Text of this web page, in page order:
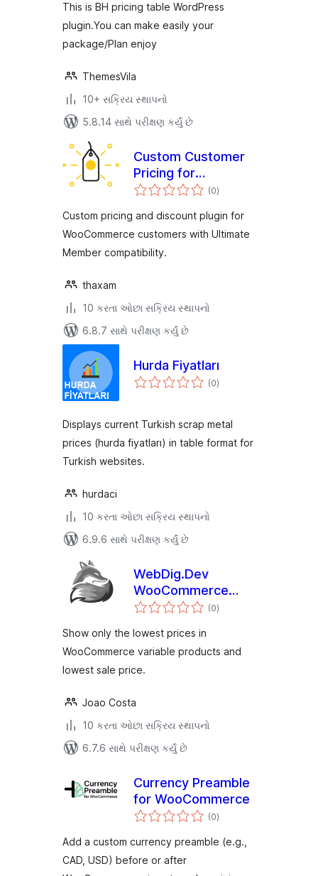
This is BH pricing table WordPress
plugin.You can make easily your
package/Plan enjoy
ThemesVila
10+ સક્રિય સ્થાપનો
5.8.14 સાથે પરીક્ષણ કર્યું છે
Custom Customer
Pricing for
WooCommerce
(0કુલ
રેટિંગ્સ
)
Custom pricing and discount plugin for
WooCommerce customers with Ultimate
Member compatibility.
thaxam
10 કરતા ઓછા સક્રિય સ્થાપનો
6.8.7 સાથે પરીક્ષણ કર્યું છે
Hurda Fiyatları
(0કુલ
રેટિંગ્સ
)
Displays current Turkish scrap metal
prices (hurda fiyatları) in table format for
Turkish websites.
hurdaci
10 કરતા ઓછા સક્રિય સ્થાપનો
6.9.6 સાથે પરીક્ષણ કર્યું છે
WebDig.Dev
WooCommerce
Price From in(0કુલ
રેટિંગ્સ
)
Show only the lowest prices in
WooCommerce variable products and
lowest sale price.
Joao Costa
10 કરતા ઓછા સક્રિય સ્થાપનો
6.7.6 સાથે પરીક્ષણ કર્યું છે
Currency Preamble
for WooCommerce
(0કુલ
રેટિંગ્સ
)
Add a custom currency preamble (e.g.,
CAD, USD) before or after